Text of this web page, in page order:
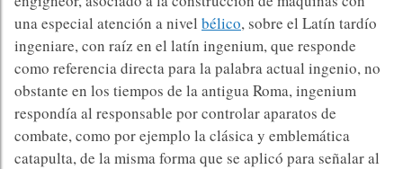
una especial atención a nivel bélico, sobre el Latín tardío
ingeniare, con raíz en el latín ingenium, que responde
como referencia directa para la palabra actual ingenio, no
obstante en los tiempos de la antigua Roma, ingenium
respondía al responsable por controlar aparatos de
combate, como por ejemplo la clásica y emblemática
catapulta, de la misma forma que se aplicó para señalar al